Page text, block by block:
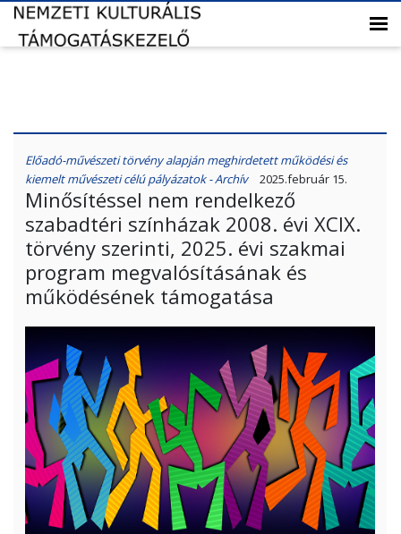
Előadó-művészeti törvény alapján meghirdetett működési és
kiemelt művészeti célú pályázatok - Archív
2025.február 15.
Minősítéssel nem rendelkező
szabadtéri színházak 2008. évi XCIX.
törvény szerinti, 2025. évi szakmai
program megvalósításának és
működésének támogatása